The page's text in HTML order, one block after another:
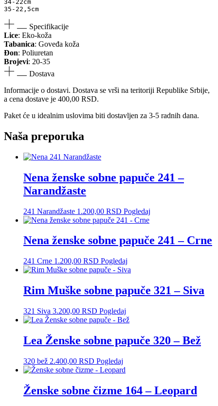
34-22cm
35-22,5cm
Specifikacije
Lice: Eko-koža
Tabanica: Goveđa koža
Đon: Poliuretan
Brojevi: 20-35
Dostava
Informacije o dostavi. Dostava se vrši na teritoriji Republike Srbije,
a cena dostave je 400,00 RSD.
Paket će u idealnim uslovima biti dostavljen za 3-5 radnih dana.
Naša preporuka
Nena ženske sobne papuče 241 –
Narandžaste
241 Narandžaste 1.200,00 RSD Pogledaj
Nena ženske sobne papuče 241 – Crne
241 Crne 1.200,00 RSD Pogledaj
Rim Muške sobne papuče 321 – Siva
321 Siva 3.200,00 RSD Pogledaj
Lea Ženske sobne papuče 320 – Bež
320 bež 2.400,00 RSD Pogledaj
Ženske sobne čizme 164 – Leopard